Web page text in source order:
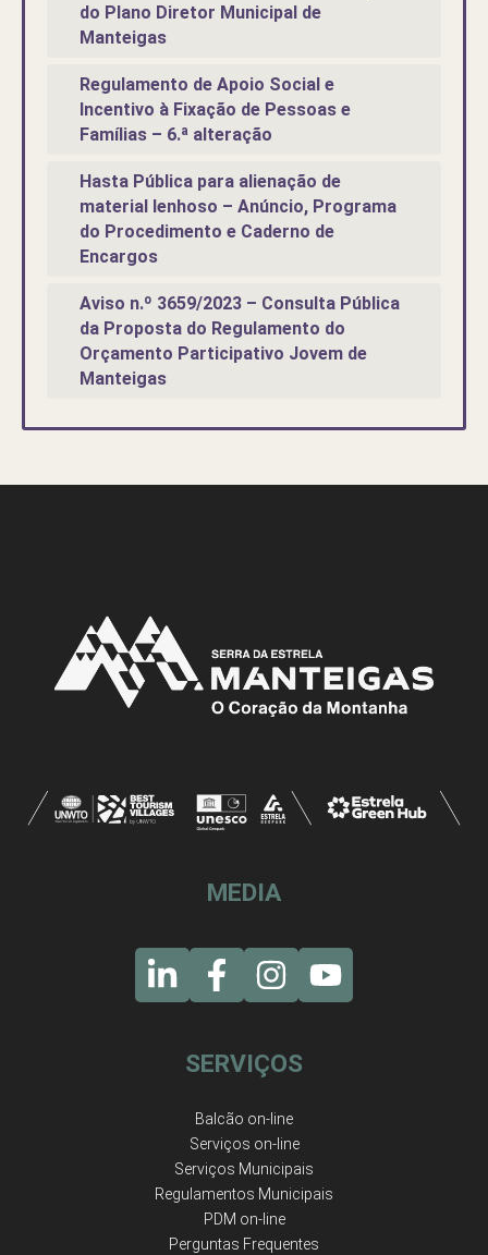
do Plano Diretor Municipal de
Manteigas
Regulamento de Apoio Social e
Incentivo à Fixação de Pessoas e
Famílias – 6.ª alteração
Hasta Pública para alienação de
material lenhoso – Anúncio, Programa
do Procedimento e Caderno de
Encargos
Aviso n.º 3659/2023 – Consulta Pública
da Proposta do Regulamento do
Orçamento Participativo Jovem de
Manteigas
MEDIA
SERVIÇOS
Balcão on-line
Serviços on-line
Serviços Municipais
Regulamentos Municipais
PDM on-line
Perguntas Frequentes